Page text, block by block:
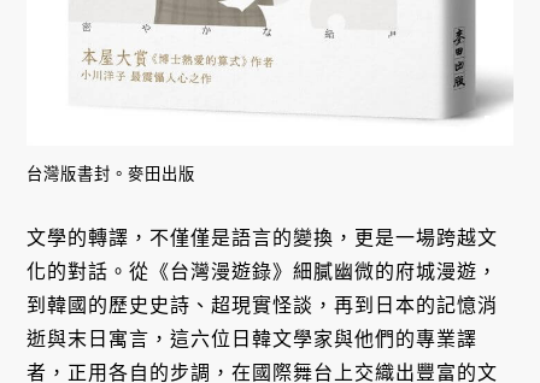
台灣版書封。麥田出版
文學的轉譯，不僅僅是語言的變換，更是一場跨越文
化的對話。從《台灣漫遊錄》細膩幽微的府城漫遊，
到韓國的歷史史詩、超現實怪談，再到日本的記憶消
逝與末日寓言，這六位日韓文學家與他們的專業譯
者，正用各自的步調，在國際舞台上交織出豐富的文